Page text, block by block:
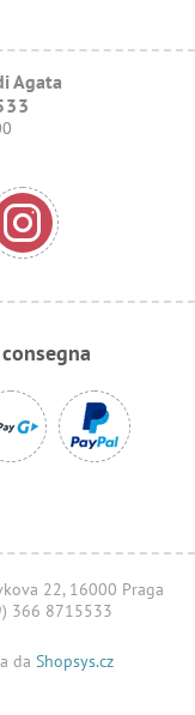
Agata
22, 16000 Praga
366 8715533
da Shopsys.cz